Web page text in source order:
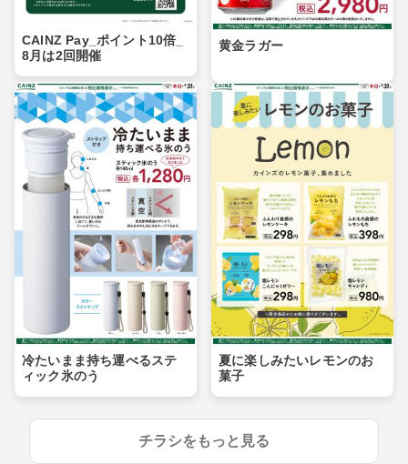
CAINZ Pay_ポイント10倍_
8月は2回開催
黄金ラガー
冷たいまま持ち運べるステ
ィック氷のう
夏に楽しみたいレモンのお
菓子
チラシをもっと見る